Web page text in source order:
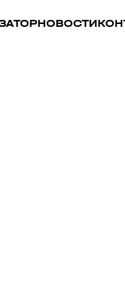
НОВОСТИ